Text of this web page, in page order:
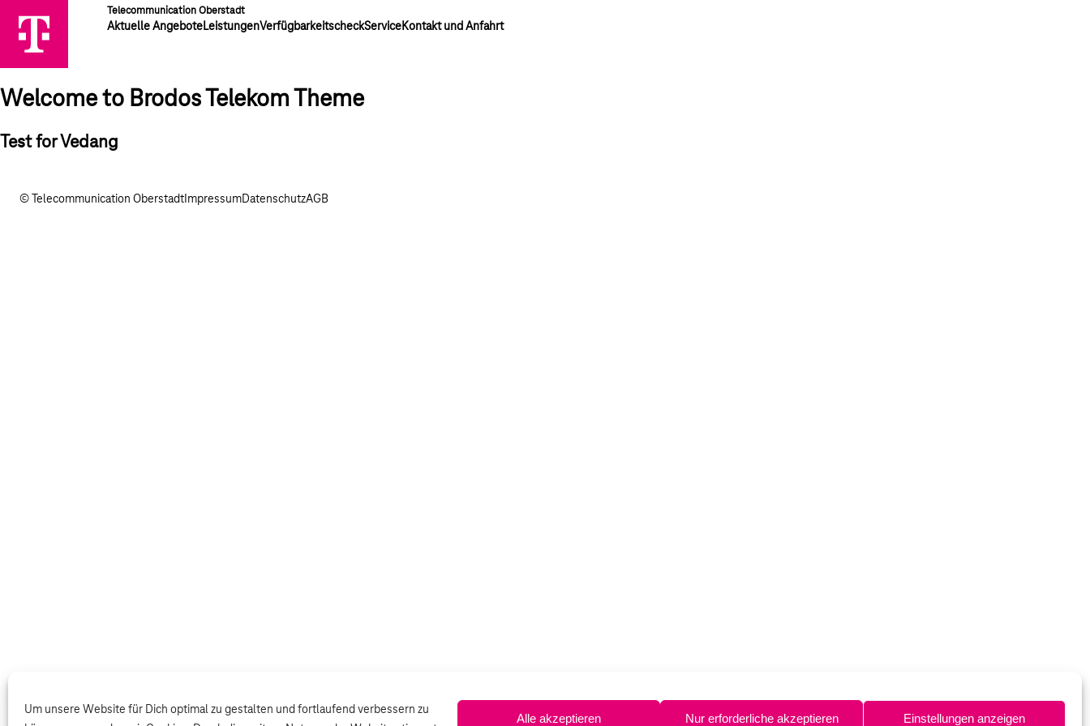
Um unsere Website für Dich optimal zu gestalten und fortlaufend verbessern zu
Alle akzeptieren Nur erforderliche akzeptieren Einstellungen anzeigen
Telecommunication Oberstadt
Aktuelle AngeboteLeistungenVerfügbarkeitscheckServiceKontakt und Anfahrt
Welcome to Brodos Telekom Theme
Test for Vedang
© Telecommunication Oberstadt ImpressumDatenschutzAGB